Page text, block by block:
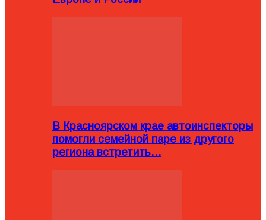
В Красноярском крае автоинспекторы
помогли семейной паре из другого
региона встретить…